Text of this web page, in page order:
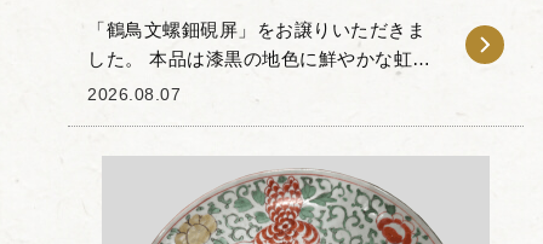
「鶴鳥文螺鈿硯屏」をお譲りいただきま
した。 本品は漆黒の地色に鮮やかな虹色
の光彩が映える硯屏で、瑞兆の象徴とさ
2026.08.07